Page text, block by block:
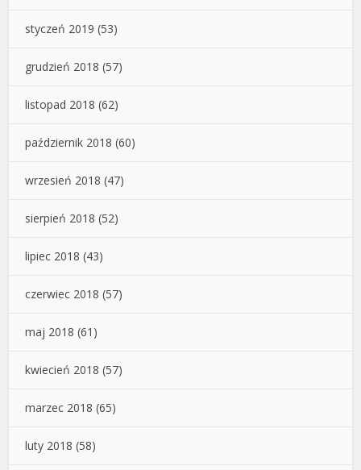
styczeń 2019 (53)
grudzień 2018 (57)
listopad 2018 (62)
październik 2018 (60)
wrzesień 2018 (47)
sierpień 2018 (52)
lipiec 2018 (43)
czerwiec 2018 (57)
maj 2018 (61)
kwiecień 2018 (57)
marzec 2018 (65)
luty 2018 (58)